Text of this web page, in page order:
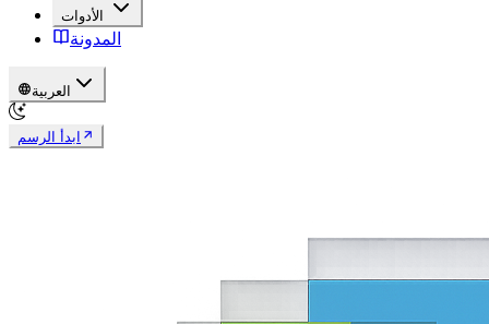
الأدوات
المدونة
العربية
ابدأ الرسم